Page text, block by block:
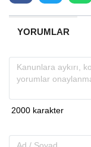
YORUMLAR